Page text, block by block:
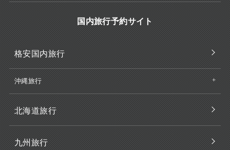
国内旅行予約サイト
格安国内旅行
沖縄旅行
北海道旅行
九州旅行